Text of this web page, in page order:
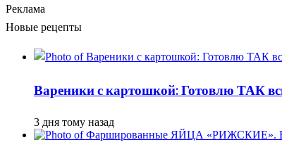
Реклама
Новые рецепты
Вареники с картошкой: Готовлю ТАК
3 дня тому назад